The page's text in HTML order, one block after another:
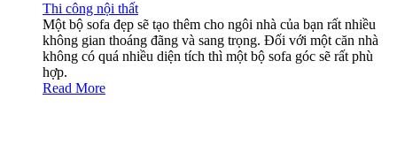
Thi công nội thất
Một bộ sofa đẹp sẽ tạo thêm cho ngôi nhà của bạn rất nhiều
không gian thoáng đãng và sang trọng. Đối với một căn nhà
không có quá nhiều diện tích thì một bộ sofa góc sẽ rất phù
hợp.
Read More